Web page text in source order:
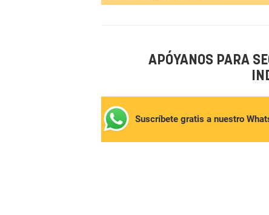
APÓYANOS PARA
Suscríbete gratis a nuestro